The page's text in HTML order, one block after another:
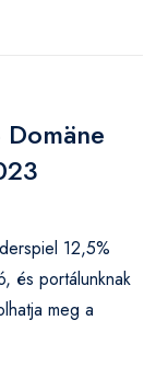
12,5%
és portálunknak
meg a